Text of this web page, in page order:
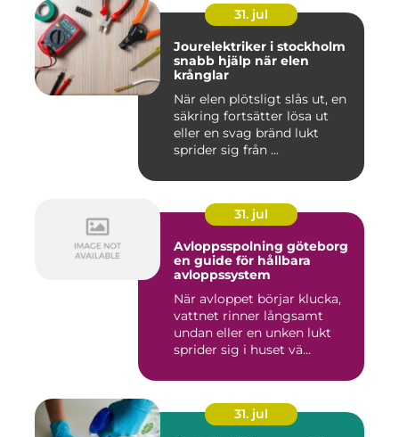
31. jul
Jourelektriker i stockholm
snabb hjälp när elen
krånglar
När elen plötsligt slås ut, en
säkring fortsätter lösa ut
eller en svag bränd lukt
sprider sig från ...
31. jul
Avloppsspolning göteborg
en guide för hållbara
avloppssystem
När avloppet börjar klucka,
vattnet rinner långsamt
undan eller en unken lukt
sprider sig i huset vä...
31. jul